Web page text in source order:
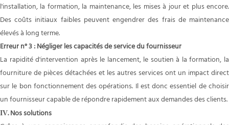
l'installation, la formation, la maintenance, les mises à jour et plus encore.
Des coûts initiaux faibles peuvent engendrer des frais de maintenance
élevés à long terme.
Erreur n° 3 : Négliger les capacités de service du fournisseur
La rapidité d'intervention après le lancement, le soutien à la formation, la
fourniture de pièces détachées et les autres services ont un impact direct
sur le bon fonctionnement des opérations. Il est donc essentiel de choisir
un fournisseur capable de répondre rapidement aux demandes des clients.
IV.Nos solutions